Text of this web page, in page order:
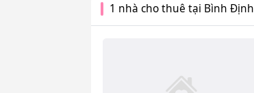
1 nhà cho thuê tại Bình Định